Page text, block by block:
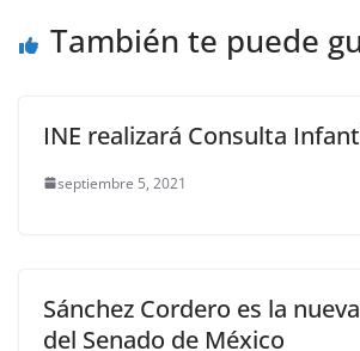
k
También te puede
INE realizará Consulta
septiembre 5, 2021
Sánchez Cordero es la
del Senado de México